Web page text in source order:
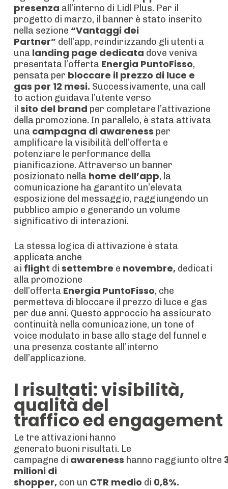
presenza all’interno di Lidl Plus. Per il
progetto di marzo, il banner è stato inserito
nella sezione “Vantaggi dei
Partner” dell’app, reindirizzando gli utenti a
una landing page dedicata dove veniva
presentata l’offerta Energia PuntoFisso,
pensata per bloccare il prezzo di luce e
gas per 12 mesi. Successivamente, una call
to action guidava l’utente verso
il sito del brand per completare l’attivazione
della promozione. In parallelo, è stata attivata
una campagna di awareness per
amplificare la visibilità dell’offerta e
potenziare le performance della
pianificazione. Attraverso un banner
posizionato nella home dell’app, la
comunicazione ha garantito un’elevata
esposizione del messaggio, raggiungendo un
pubblico ampio e generando un volume
significativo di interazioni.
La stessa logica di attivazione è stata
applicata anche
ai flight di settembre e novembre, dedicati
alla promozione
dell’offerta Energia PuntoFisso, che
permetteva di bloccare il prezzo di luce e gas
per due anni. Questo approccio ha assicurato
continuità nella comunicazione, un tone of
voice modulato in base allo stage del funnel e
una presenza costante all’interno
dell’applicazione.
I risultati: visibilità,
qualità del
traffico ed engagement
Le tre attivazioni hanno
generato buoni risultati. Le
campagne di awareness hanno raggiunto oltre
milioni di
shopper, con un CTR medio di 0,8%.